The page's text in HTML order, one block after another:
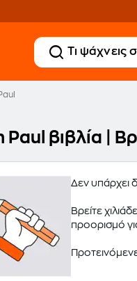
Paul βιβλία |
Δεν υπάρχει
Βρείτε
προορισμό